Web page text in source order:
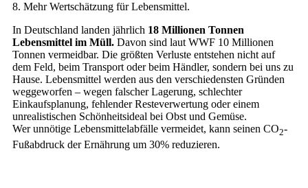
8. Mehr Wertschätzung für Lebensmittel.
In Deutschland landen jährlich 18 Millionen Tonnen
Lebensmittel im Müll. Davon sind laut WWF 10 Millionen
Tonnen vermeidbar. Die größten Verluste entstehen nicht auf
dem Feld, beim Transport oder beim Händler, sondern bei uns zu
Hause. Lebensmittel werden aus den verschiedensten Gründen
weggeworfen – wegen falscher Lagerung, schlechter
Einkaufsplanung, fehlender Resteverwertung oder einem
unrealistischen Schönheitsideal bei Obst und Gemüse.
Wer unnötige Lebensmittelabfälle vermeidet, kann seinen CO2-
Fußabdruck der Ernährung um 30% reduzieren.